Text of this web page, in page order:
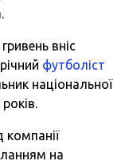
вніс
футболіст
національної
компанії
на